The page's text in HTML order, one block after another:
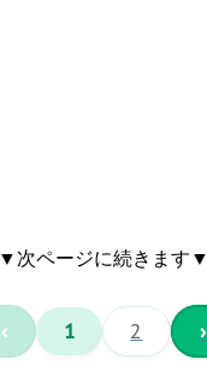
▼次ページに続きます▼
‹ 1 2 ›